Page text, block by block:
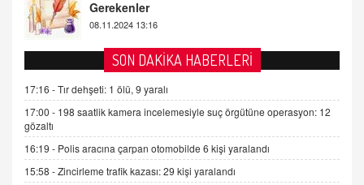
2 Kasım 2021 Salı 00:11
AV. DOĞAN CAN DOĞAN
Kişisel verilerin korunması ve dijital hukukun
gelişimi
SEHER EREK
Kış Ayları Geldi, Hangi Önlemler Alınmalı?
9.12.2025 10:11
SON DAKİKA HABERLERİ
17:16 -Tır dehşeti: 1 ölü, 9 yaralı
17:00 - 198 saatlik kamera incelemesiyle suç örgütüne operasyon: 12
gözaltı
16:19 - Polis aracına çarpan otomobilde 6 kişi yaralandı
15:58 -Zincirleme trafik kazası: 29 kişi yaralandı